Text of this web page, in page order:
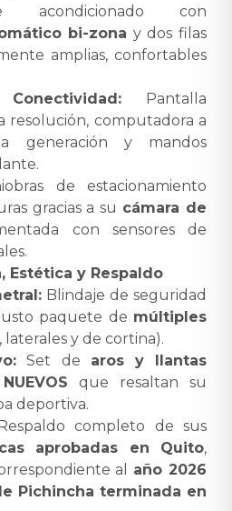
con
bi-zona y dos filas
amplias, confortables
Pantalla
resolución, computadora a
generación y mandos
de estacionamiento
gracias a su cámara de
con sensores de
Estética y Respaldo
Blindaje de seguridad
paquete de múltiples
laterales y de cortina).
Set de aros y llantas
que resaltan su
deportiva.
completo de sus
aprobadas en Quito,
al año 2026
Pichincha terminada en